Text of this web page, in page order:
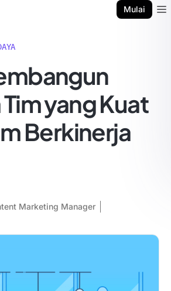
Mulai
yang Kuat
Berkinerja
Marketing Manager